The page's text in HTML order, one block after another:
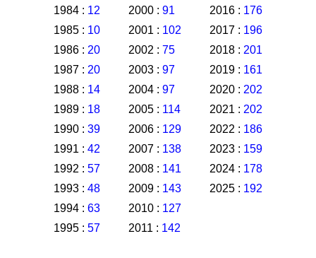
1984 : 12
1985 : 10
1986 : 20
1987 : 20
1988 : 14
1989 : 18
1990 : 39
1991 : 42
1992 : 57
1993 : 48
1994 : 63
1995 : 57
2000 : 91
2001 : 102
2002 : 75
2003 : 97
2004 : 97
2005 : 114
2006 : 129
2007 : 138
2008 : 141
2009 : 143
2010 : 127
2011 : 142
2016 : 176
2017 : 196
2018 : 201
2019 : 161
2020 : 202
2021 : 202
2022 : 186
2023 : 159
2024 : 178
2025 : 192